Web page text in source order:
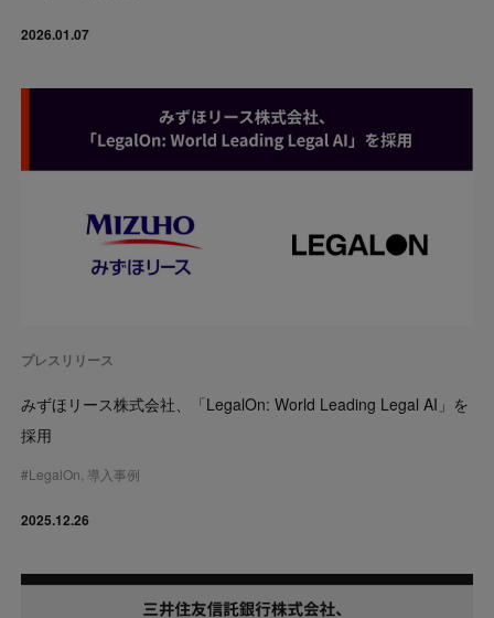
2026.01.07
プレスリリース
みずほリース株式会社、「LegalOn: World Leading Legal AI」を
採用
#LegalOn 導入事例
2025.12.26